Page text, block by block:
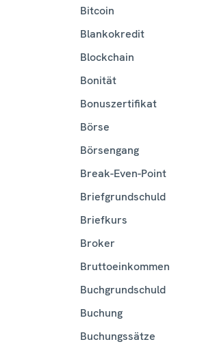
Bitcoin
Blankokredit
Blockchain
Bonität
Bonuszertifikat
Börse
Börsengang
Break-Even-Point
Briefgrundschuld
Briefkurs
Broker
Bruttoeinkommen
Buchgrundschuld
Buchung
Buchungssätze